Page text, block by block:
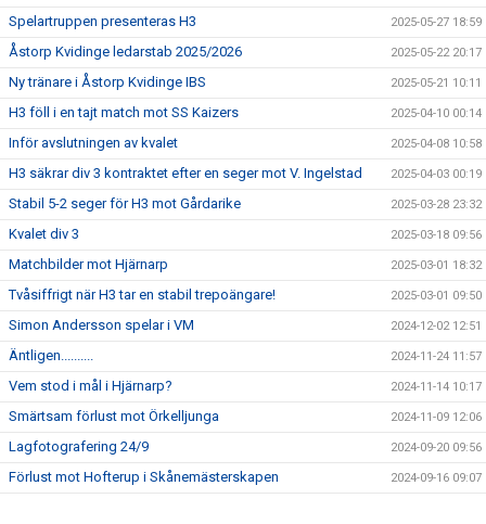
Spelartruppen presenteras H3 2025-05-27 18:59
Åstorp Kvidinge ledarstab 2025/2026 2025-05-22 20:17
Ny tränare i Åstorp Kvidinge IBS 2025-05-21 10:11
H3 föll i en tajt match mot SS Kaizers 2025-04-10 00:14
Inför avslutningen av kvalet 2025-04-08 10:58
H3 säkrar div 3 kontraktet efter en seger mot V. Ingelstad 2025-04-03 00:19
Stabil 5-2 seger för H3 mot Gårdarike 2025-03-28 23:32
Kvalet div 3 2025-03-18 09:56
Matchbilder mot Hjärnarp 2025-03-01 18:32
Tvåsiffrigt när H3 tar en stabil trepoängare! 2025-03-01 09:50
Simon Andersson spelar i VM 2024-12-02 12:51
Äntligen.......... 2024-11-24 11:57
Vem stod i mål i Hjärnarp? 2024-11-14 10:17
Smärtsam förlust mot Örkelljunga 2024-11-09 12:06
Lagfotografering 24/9 2024-09-20 09:56
Förlust mot Hofterup i Skånemästerskapen 2024-09-16 09:07